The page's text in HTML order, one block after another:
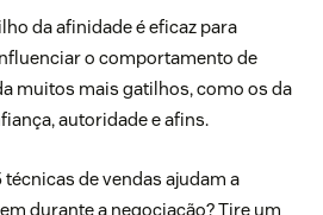
da afinidade é eficaz para
o comportamento de
muitos mais gatilhos, como os da
autoridade e afins.
de vendas ajudam a
durante a negociação? Tire um